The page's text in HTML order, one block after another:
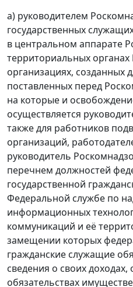
а) руководителем
государственных
в центральном аппарате
территориальных
организациях, созданных
поставленных перед
на которые и
осуществляется
также для работников
организаций,
руководитель
перечнем должностей
государственной
Федеральной службе по
информационных
коммуникаций и её
замещении которых
гражданские служащие
сведения о своих
обязательствах